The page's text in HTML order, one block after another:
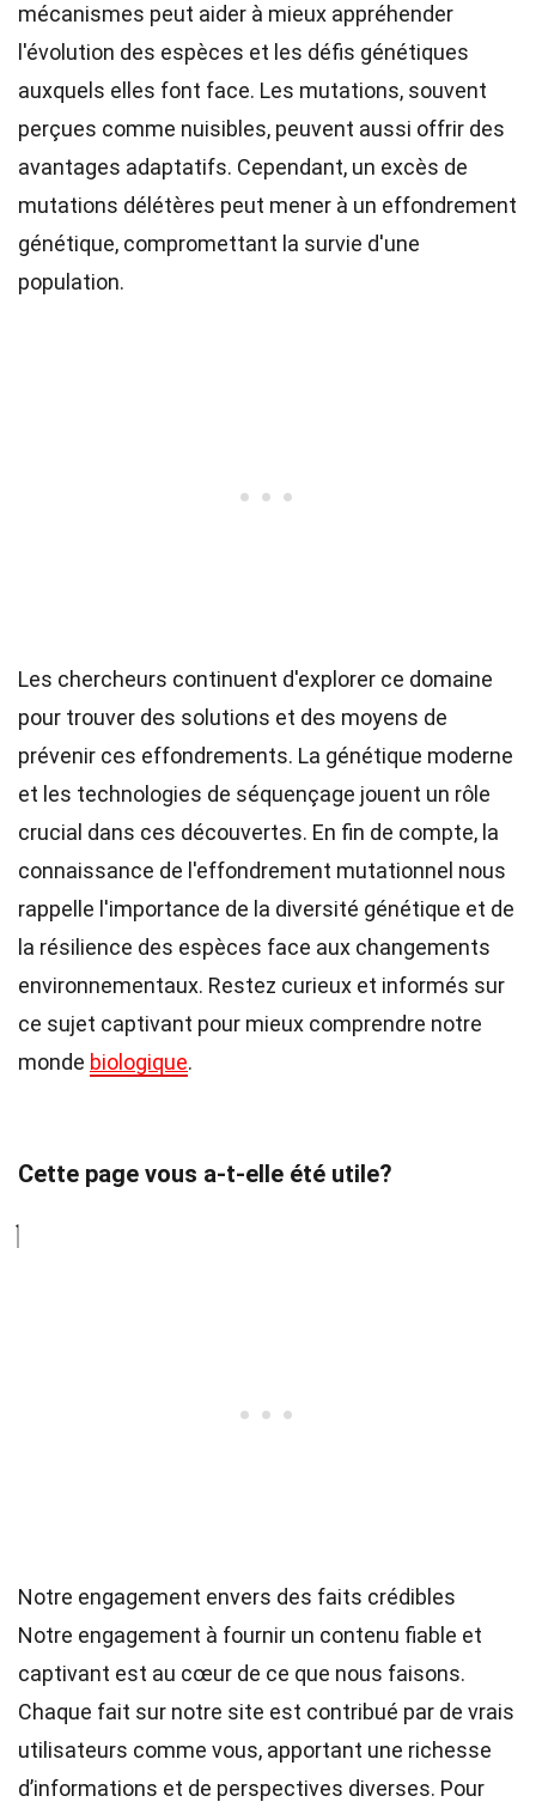
mécanismes peut aider à mieux appréhender
l'évolution des espèces et les défis génétiques
auxquels elles font face. Les mutations, souvent
perçues comme nuisibles, peuvent aussi offrir des
avantages adaptatifs. Cependant, un excès de
mutations délétères peut mener à un effondrement
génétique, compromettant la survie d'une
population.
Les chercheurs continuent d'explorer ce domaine
pour trouver des solutions et des moyens de
prévenir ces effondrements. La génétique moderne
et les technologies de séquençage jouent un rôle
crucial dans ces découvertes. En fin de compte, la
connaissance de l'effondrement mutationnel nous
rappelle l'importance de la diversité génétique et de
la résilience des espèces face aux changements
environnementaux. Restez curieux et informés sur
ce sujet captivant pour mieux comprendre notre
monde biologique.
Cette page vous a-t-elle été utile?
Notre engagement envers des faits crédibles
Notre engagement à fournir un contenu fiable et
captivant est au cœur de ce que nous faisons.
Chaque fait sur notre site est contribué par de vrais
utilisateurs comme vous, apportant une richesse
d’informations et de perspectives diverses. Pour